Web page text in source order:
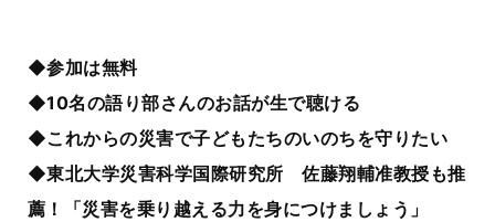
◆参加は無料
◆10名の語り部さんのお話が生で聴ける
◆これからの災害で子どもたちのいのちを守りたい
◆東北大学災害科学国際研究所 佐藤翔輔准教授も推
薦！「災害を乗り越える力を身につけましょう」